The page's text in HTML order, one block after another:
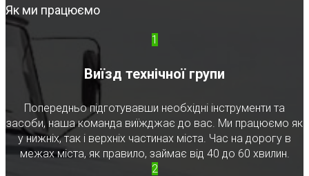
Як ми працюємо
1
Виїзд технічної групи
Попередньо підготувавши необхідні інструменти та
засоби, наша команда виїжджає до вас. Ми працюємо як
у нижніх, так і верхніх частинах міста. Час на дорогу в
межах міста, як правило, займає від 40 до 60 хвилин.
2